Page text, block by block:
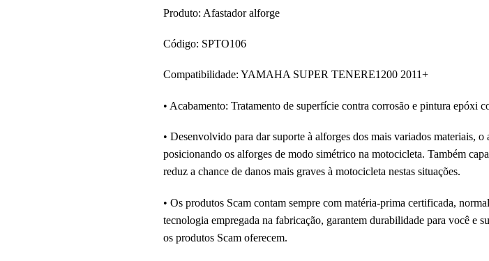
Produto: Afastador alforge
Código: SPTO106
Compatibilidade: YAMAHA SUPER TENERE1200 2011+
• Acabamento: Tratamento de superfície contra corrosão e pintura epóxi
• Desenvolvido para dar suporte à alforges dos mais variados materiais,
posicionando os alforges de modo simétrico na motocicleta. Também
reduz a chance de danos mais graves à motocicleta nestas situações.
• Os produtos Scam contam sempre com matéria-prima certificada,
tecnologia empregada na fabricação, garantem durabilidade para você e
os produtos Scam oferecem.